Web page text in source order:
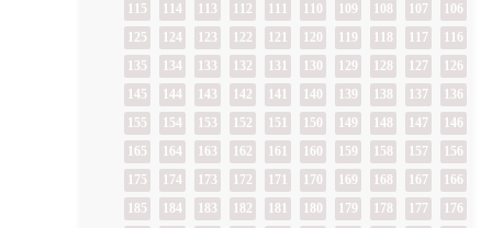
106
107
108
109
112
113
114
115
116
117
118
119
120
121
122
123
124
125
126
127
128
129
130
131
132
133
134
135
136
137
138
139
140
141
142
143
144
145
146
147
148
149
150
151
152
153
154
155
156
157
158
159
160
161
162
163
164
165
166
167
168
169
170
171
172
173
174
175
176
177
178
179
180
181
182
183
184
185